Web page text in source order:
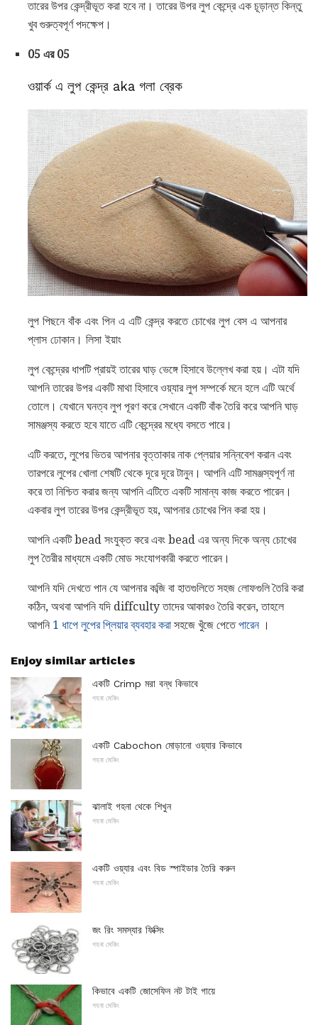
তারের উপর কেন্দ্রীভূত করা হবে না। তারের উপর লুপ কেন্দ্রে এক চূড়ান্ত কিন্তু
খুব গুরুত্বপূর্ণ পদক্ষেপ।
05 এর 05
ওয়ার্ক এ লুপ কেন্দ্র aka গলা ব্রেক
লুপ পিছনে বাঁক এবং পিন এ এটি কেন্দ্র করতে চোখের লুপ বেস এ আপনার
প্লাস ঢোকান। লিসা ইয়াং
লুপ কেন্দ্রের ধাপটি প্রায়ই তারের ঘাড় ভেঙ্গে হিসাবে উল্লেখ করা হয়। এটা যদি
আপনি তারের উপর একটি মাথা হিসাবে ওয়্যার লুপ সম্পর্কে মনে হলে এটি অর্থে
তোলে। যেখানে ঘনত্ব লুপ পূরণ করে সেখানে একটি বাঁক তৈরি করে আপনি ঘাড়
সামঞ্জস্য করতে হবে যাতে এটি কেন্দ্রের মধ্যে বসতে পারে।
এটি করতে, লুপের ভিতর আপনার বৃত্তাকার নাক প্লেয়ার সন্নিবেশ করান এবং
তারপরে লুপের খোলা শেষটি থেকে দূরে দূরে টানুন। আপনি এটি সামঞ্জস্যপূর্ণ না
করে তা নিশ্চিত করার জন্য আপনি এটিতে একটি সামান্য কাজ করতে পারেন।
একবার লুপ তারের উপর কেন্দ্রীভূত হয়, আপনার চোখের পিন করা হয়।
আপনি একটি bead সংযুক্ত করে এবং bead এর অন্য দিকে অন্য চোখের
লুপ তৈরীর মাধ্যমে একটি মোড সংযোগকারী করতে পারেন।
আপনি যদি দেখতে পান যে আপনার কব্জি বা হাতগুলিতে সহজ লোফগুলি তৈরি করা
কঠিন, অথবা আপনি যদি diffculty তাদের আকারও তৈরি করেন, তাহলে
আপনি 1 ধাপে লুপের প্লিয়ার ব্যবহার করা সহজে খুঁজে পেতেপারেন।
Enjoy similar articles
একটি Crimp মরা বন্ধ কিভাবে
গহনা মেকিং
একটি Cabochon মোড়ানো ওয়্যার কিভাবে
গহনা মেকিং
ঝালাই গহনা থেকে শিখুন
গহনা মেকিং
একটি ওয়্যার এবং বিড স্পাইডার তৈরি করুন
গহনা মেকিং
জং রিং সমস্যার ফিক্সিং
গহনা মেকিং
কিভাবে একটি জোসেফিন নট টাই গায়ে
গহনা মেকিং